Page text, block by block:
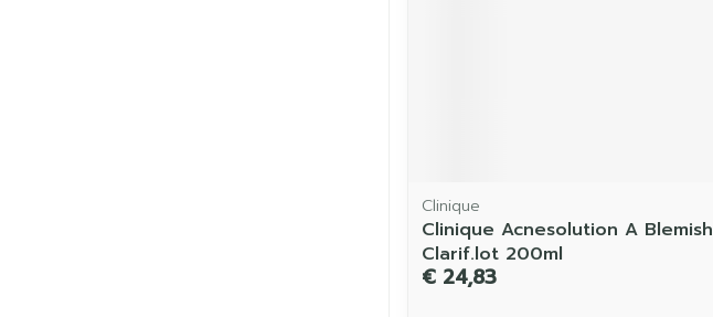
Clinique
Clinique Acnesolution A Blemish
Clarif.lot 200ml
€ 24,83